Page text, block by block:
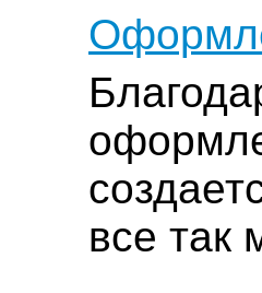
все так